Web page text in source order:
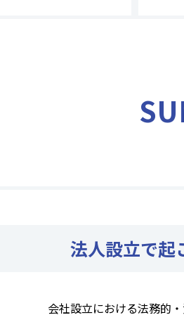
法人設立で起
会社設立における法務的